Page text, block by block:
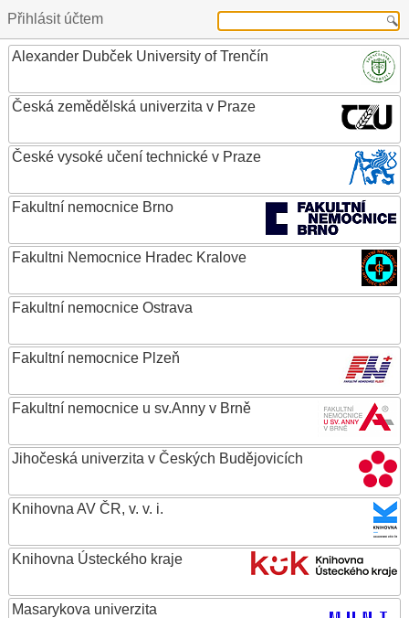
Přihlásit účtem
Alexander Dubček University of Trenčín
Česká zemědělská univerzita v Praze
České vysoké učení technické v Praze
Fakultní nemocnice Brno
Fakultni Nemocnice Hradec Kralove
Fakultní nemocnice Ostrava
Fakultní nemocnice Plzeň
Fakultní nemocnice u sv.Anny v Brně
Jihočeská univerzita v Českých Budějovicích
Knihovna AV ČR, v. v. i.
Knihovna Ústeckého kraje
Masarykova univerzita